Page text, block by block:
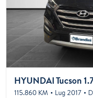
HYUNDAI Tucson
115.860 KM Lug 2017